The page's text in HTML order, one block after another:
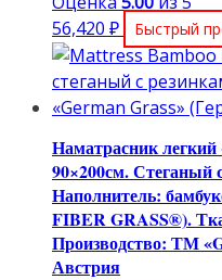
56,420 ₽ Быстрый
Наматрасник
90×200см. Стеганый
Наполнитель:
FIBER GRASS®).
Производство: ТМ
Австрия